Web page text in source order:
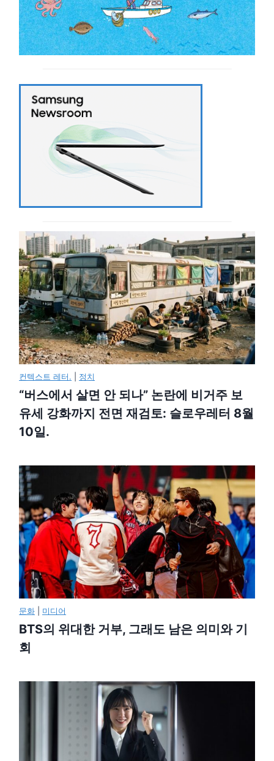
컨텍스트 레터. 정치
“버스에서 살면 안 되나” 논란에 비거주 보
유세 강화까지 전면 재검토: 슬로우레터 8월
10일.
문화 미디어
BTS의 위대한 거부, 그래도 남은 의미와 기
회